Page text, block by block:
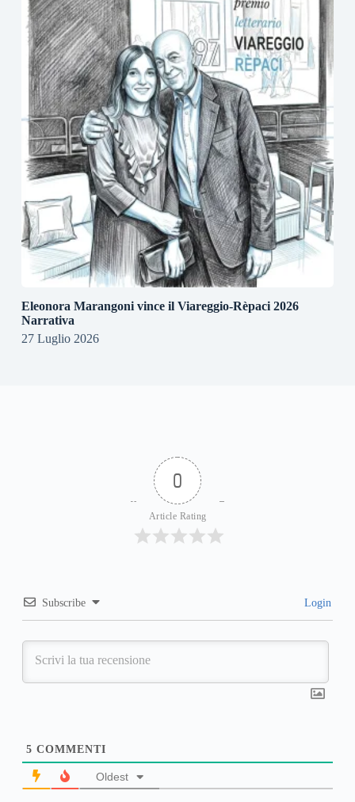
Eleonora Marangoni vince il Viareggio-Rèpaci 2026
Narrativa
27 Luglio 2026
0
Article Rating
Subscribe Login
5 COMMENTI
Oldest